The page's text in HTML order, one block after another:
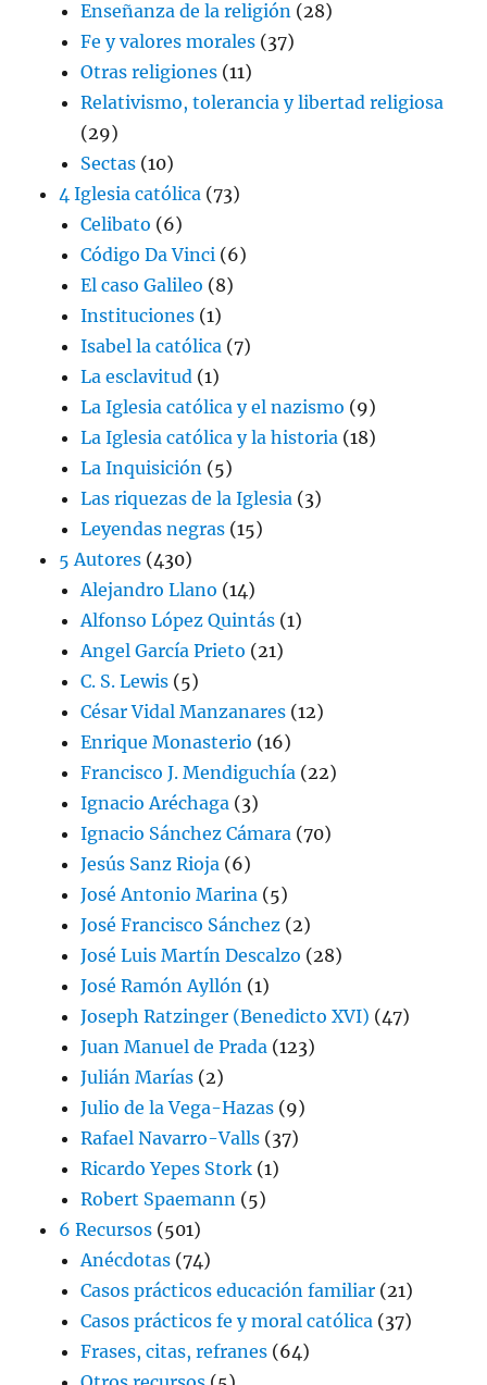
Enseñanza de la religión (28)
Fe y valores morales (37)
Otras religiones (11)
Relativismo, tolerancia y libertad religiosa
(29)
Sectas (10)
4 Iglesia católica (73)
Celibato (6)
Código Da Vinci (6)
El caso Galileo (8)
Instituciones (1)
Isabel la católica (7)
La esclavitud (1)
La Iglesia católica y el nazismo (9)
La Iglesia católica y la historia (18)
La Inquisición (5)
Las riquezas de la Iglesia (3)
Leyendas negras (15)
5 Autores (430)
Alejandro Llano (14)
Alfonso López Quintás (1)
Angel García Prieto (21)
C. S. Lewis (5)
César Vidal Manzanares (12)
Enrique Monasterio (16)
Francisco J. Mendiguchía (22)
Ignacio Aréchaga (3)
Ignacio Sánchez Cámara (70)
Jesús Sanz Rioja (6)
José Antonio Marina (5)
José Francisco Sánchez (2)
José Luis Martín Descalzo (28)
José Ramón Ayllón (1)
Joseph Ratzinger (Benedicto XVI) (47)
Juan Manuel de Prada (123)
Julián Marías (2)
Julio de la Vega-Hazas (9)
Rafael Navarro-Valls (37)
Ricardo Yepes Stork (1)
Robert Spaemann (5)
6 Recursos (501)
Anécdotas (74)
Casos prácticos educación familiar (21)
Casos prácticos fe y moral católica (37)
Frases, citas, refranes (64)